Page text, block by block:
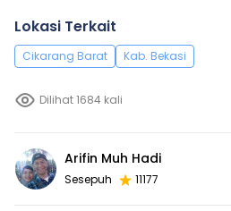
Lokasi Terkait
Cikarang Barat Kab. Bekasi
Dilihat 1684 kali
Arifin Muh Hadi
Sesepuh 11177